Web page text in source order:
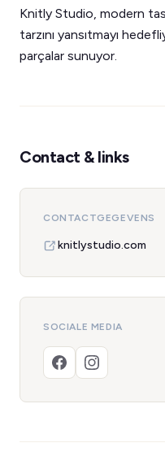
Knitly Studio, modern
tarzını yansıtmayı
parçalar sunuyor.
Contact & links
CONTACTGEGEVENS
knitlystudio.com
SOCIALE MEDIA